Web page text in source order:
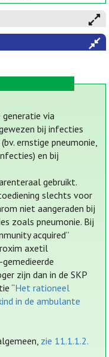
via
bij infecties
ernstige pneumonie,
en bij
gebruikt.
slechts voor
niet aangeraden bij
zoals pneumonie. Bij
acquired”
axetil
zijn dan in de SKP
“Het rationeel
in de ambulante
zie 11.1.1.2.